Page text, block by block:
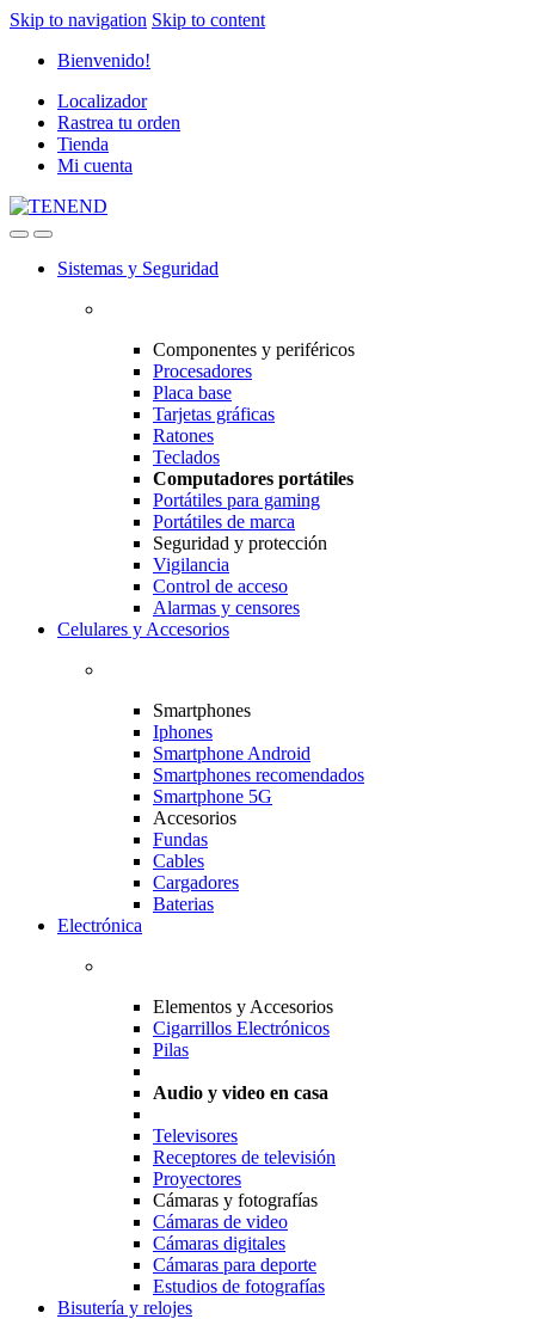
Skip to navigation Skip to content
Bienvenido!
Localizador
Rastrea tu orden
Tienda
Mi cuenta
Sistemas y Seguridad
Componentes y periféricos
Procesadores
Placa base
Tarjetas gráficas
Ratones
Teclados
Computadores portátiles
Portátiles para gaming
Portátiles de marca
Seguridad y protección
Vigilancia
Control de acceso
Alarmas y censores
Celulares y Accesorios
Smartphones
Iphones
Smartphone Android
Smartphones recomendados
Smartphone 5G
Accesorios
Fundas
Cables
Cargadores
Baterias
Electrónica
Elementos y Accesorios
Cigarrillos Electrónicos
Pilas
Audio y video en casa
Televisores
Receptores de televisión
Proyectores
Cámaras y fotografías
Cámaras de video
Cámaras digitales
Cámaras para deporte
Estudios de fotografías
Bisutería y relojes